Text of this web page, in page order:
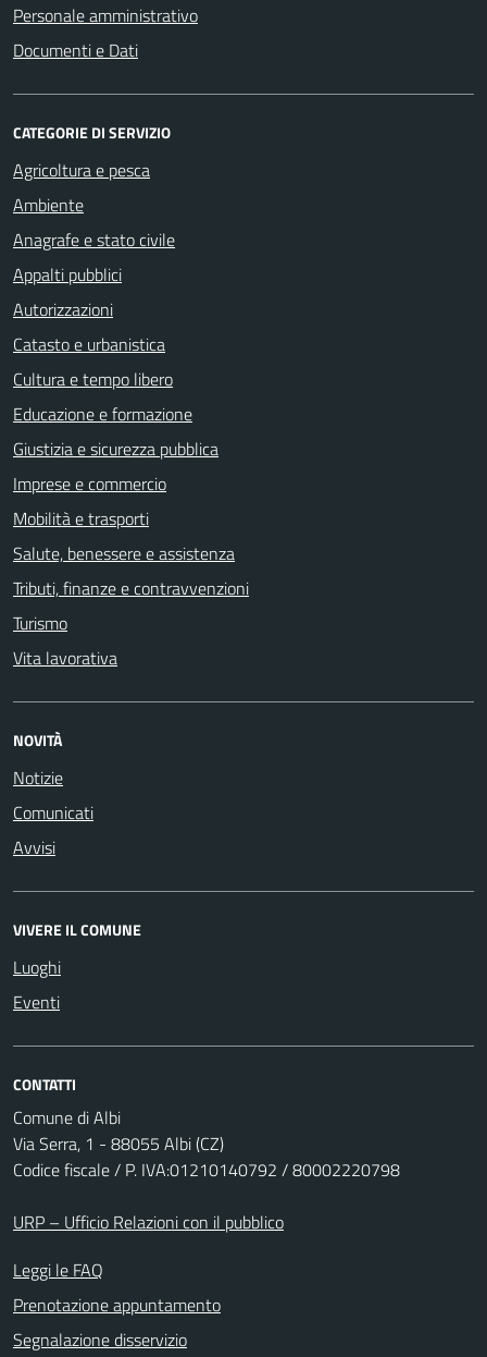
Personale amministrativo
Documenti e Dati
CATEGORIE DI SERVIZIO
Agricoltura e pesca
Ambiente
Anagrafe e stato civile
Appalti pubblici
Autorizzazioni
Catasto e urbanistica
Cultura e tempo libero
Educazione e formazione
Giustizia e sicurezza pubblica
Imprese e commercio
Mobilità e trasporti
Salute, benessere e assistenza
Tributi, finanze e contravvenzioni
Turismo
Vita lavorativa
NOVITÀ
Notizie
Comunicati
Avvisi
VIVERE IL COMUNE
Luoghi
Eventi
CONTATTI
Comune di Albi
Via Serra, 1 - 88055 Albi (CZ)
Codice fiscale / P. IVA:01210140792 / 80002220798
URP – Ufficio Relazioni con il pubblico
Leggi le FAQ
Prenotazione appuntamento
Segnalazione disservizio